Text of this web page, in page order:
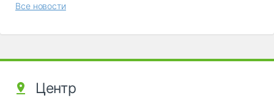
Все новости
Центр